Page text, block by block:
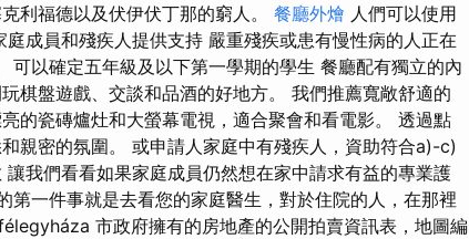
利福德以及伏伊伏丁那的窮人。 餐廳外燴 人們可以使用
成員和殘疾人提供支持 嚴重殘疾或患有慢性病的人正在
以確定五年級及以下第一學期的學生 餐廳配有獨立的內
棋盤遊戲、交談和品酒的好地方。 我們推薦寬敞舒適的
的瓷磚爐灶和大螢幕電視，適合聚會和看電影。 透過點
親密的氛圍。 或申請人家庭中有殘疾人，資助符合a)-c)
我們看看如果家庭成員仍然想在家中請求有益的專業護
第一件事就是去看您的家庭醫生，對於住院的人，在那裡
市政府擁有的房地產的公開拍賣資訊表，地圖編